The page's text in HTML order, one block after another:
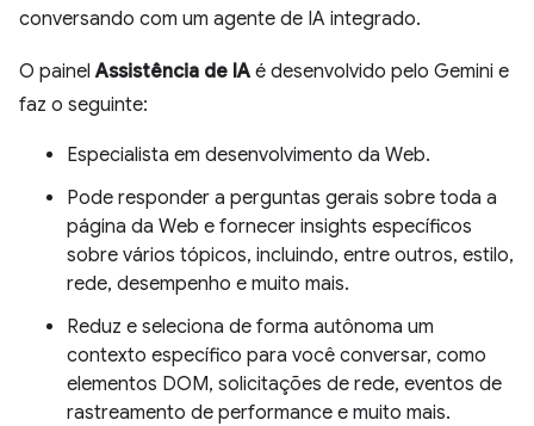
conversando com um agente de IA integrado.
O painelAssistência de IA é desenvolvido pelo Gemini e
faz o seguinte:
Especialista em desenvolvimento da Web.
Pode responder a perguntas gerais sobre toda a
página da Web e fornecer insights específicos
sobre vários tópicos, incluindo, entre outros, estilo,
rede, desempenho e muito mais.
Reduz e seleciona de forma autônoma um
contexto específico para você conversar, como
elementos DOM, solicitações de rede, eventos de
rastreamento de performance e muito mais.